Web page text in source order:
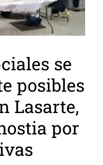
se
posibles
Lasarte,
por